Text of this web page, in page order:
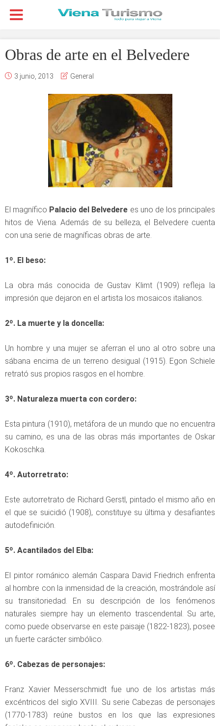
Obras de arte en el Belvedere
3 junio, 2013 General
El magnífico Palacio del Belvedere es uno de los principales
hitos de Viena. Además de su belleza, el Belvedere cuenta
con una serie de magníficas obras de arte.
1º. El beso:
La obra más conocida de Gustav Klimt (1909) refleja la
impresión que dejaron en el artista los mosaicos italianos.
2º. La muerte y la doncella:
Un hombre y una mujer se aferran el uno al otro sobre una
sábana encima de un terreno desigual (1915). Egon Schiele
retrató sus propios rasgos en el hombre.
3º. Naturaleza muerta con cordero:
Esta pintura (1910), metáfora de un mundo que no encuentra
su camino, es una de las obras más importantes de Oskar
Kokoschka.
4º. Autorretrato:
Este autorretrato de Richard Gerstl, pintado el mismo año en
el que se suicidió (1908), constituye su última y desafiantes
autodefinición.
5º. Acantilados del Elba:
El pintor románico alemán Caspara David Friedrich enfrenta
al hombre con la inmensidad de la creación, mostrándole así
su transitoriedad. En su descripción de los fenómenos
naturales siempre hay un elemento trascendental. Su arte,
como puede observarse en este paisaje (1822-1823), posee
un fuerte carácter simbólico.
6º. Cabezas de personajes:
Franz Xavier Messerschmidt fue uno de los artistas más
excéntricos del siglo XVIII. Su serie Cabezas de personajes
(1770-1783) reúne bustos en los que las expresiones